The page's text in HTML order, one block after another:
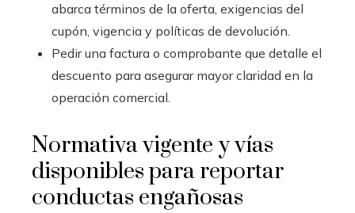
abarca términos de la oferta, exigencias del
cupón, vigencia y políticas de devolución.
Pedir una factura o comprobante que detalle el
descuento para asegurar mayor claridad en la
operación comercial.
Normativa vigente y vías
disponibles para reportar
conductas engañosas